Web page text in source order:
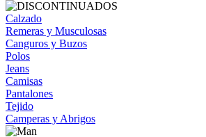
Calzado
Remeras y Musculosas
Canguros y Buzos
Polos
Jeans
Camisas
Pantalones
Tejido
Camperas y Abrigos